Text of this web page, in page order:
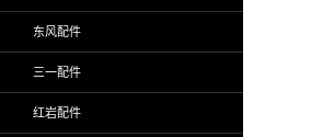
东风配件
三一配件
红岩配件